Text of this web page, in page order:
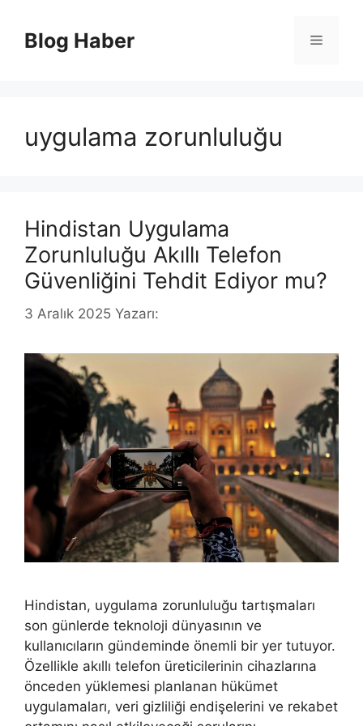
Blog Haber Menü
uygulama zorunluluğu
Hindistan Uygulama
Zorunluluğu Akıllı Telefon
Güvenliğini Tehdit Ediyor mu?
3 Aralık 2025 Yazarı:
Hindistan, uygulama zorunluluğu tartışmaları
son günlerde teknoloji dünyasının ve
kullanıcıların gündeminde önemli bir yer tutuyor.
Özellikle akıllı telefon üreticilerinin cihazlarına
önceden yüklemesi planlanan hükümet
uygulamaları, veri gizliliği endişelerini ve rekabet